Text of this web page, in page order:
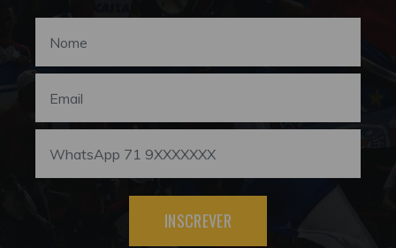
INSCREVER